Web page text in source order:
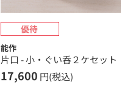
能作
片口 - 小・ぐい呑２ケセット
17,600 円(税込)